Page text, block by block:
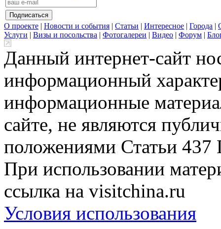
О проекте | Новости и события | Статьи | Интересное | Города |
Услуги | Визы и посольства | Фотогалереи | Видео | Форум |
Данный интернет-сайт
информационный
информационные
сайте, не являются
положениями Статьи 437
При использовании
ссылка на visitchina.ru
Условия использования